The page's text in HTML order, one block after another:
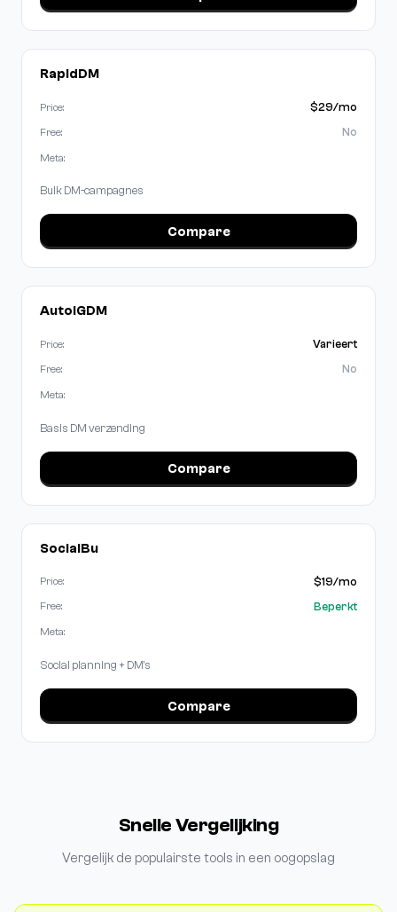
RapidDM
Price: $29/mo
Free: No
Meta:
Bulk DM-campagnes
Compare
AutoIGDM
Price: Varieert
Free: No
Meta:
Basis DM verzending
Compare
SocialBu
Price: $19/mo
Free: Beperkt
Meta:
Social planning + DM's
Compare
Snelle Vergelijking
Vergelijk de populairste tools in een oogopslag